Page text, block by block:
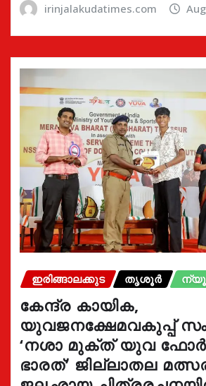
irinjalakudatimes.com
ഇരിങ്ങാലക്കുട തൃശൂർ
കേന്ദ്ര കായിക,
യുവജനക്ഷേമവകുപ്പ്
‘നശാ മുക്ത് യുവ ഫോർ
ഭാരത്’ ജില്ലാതല